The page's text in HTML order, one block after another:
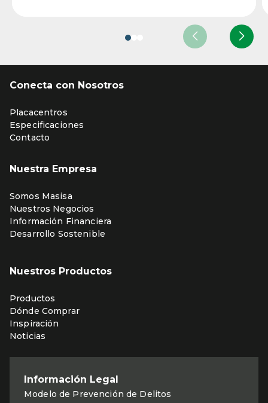
Conecta con Nosotros
Placacentros
Especificaciones
Contacto
Nuestra Empresa
Somos Masisa
Nuestros Negocios
Información Financiera
Desarrollo Sostenible
Nuestros Productos
Productos
Dónde Comprar
Inspiración
Noticias
Información Legal
Modelo de Prevención de Delitos